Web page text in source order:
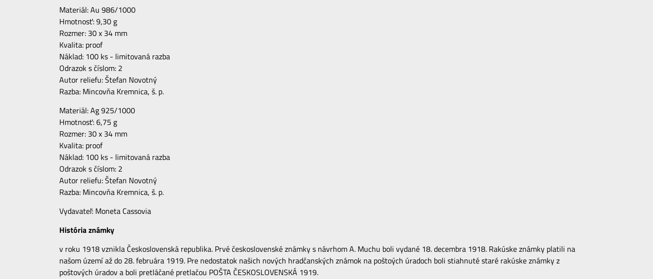
Materiál: Au 986/1000
Hmotnosť: 9,30 g
Rozmer: 30 x 34 mm
Kvalita: proof
Náklad: 100 ks - limitovaná razba
Odrazok s číslom: 2
Autor reliefu: Štefan Novotný
Razba: Mincovňa Kremnica, š. p.
Materiál: Ag 925/1000
Hmotnosť: 6,75 g
Rozmer: 30 x 34 mm
Kvalita: proof
Náklad: 100 ks - limitovaná razba
Odrazok s číslom: 2
Autor reliefu: Štefan Novotný
Razba: Mincovňa Kremnica, š. p.
Vydavateľ: Moneta Cassovia
História známky
v roku 1918 vznikla Československá republika. Prvé československé známky s návrhom A. Muchu boli vydané 18. decembra 1918. Rakúske známky platili na
našom území až do 28. februára 1919. Pre nedostatok našich nových hradčanských známok na poštoých úradoch boli stiahnuté staré rakúske známky z
poštových úradov a boli pretláčané pretlačou POŠTA ČESKOSLOVENSKÁ 1919.